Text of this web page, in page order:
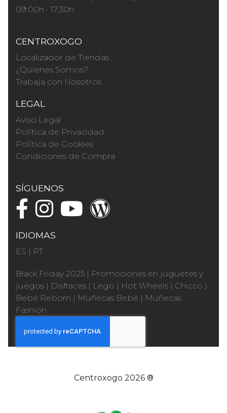
09.00h · 17.30h
CENTROXOGO
Localizador de Tiendas
¿Quienes Somos?
Trabaja con Nosotros
LEGAL
Aviso Legal
Política de Privacidad
Política de Cookies
Condiciones de Compra
SÍGUENOS
IDIOMAS
ES | PT
Black Friday 2025 | Promociones en juguetes y
juegos | Disfraces | Lego | Hot Wheels | Chicco |
Bebé Reborn | Muñecas Bebé | Muñecas
Fashion
Centroxogo 2026 ®